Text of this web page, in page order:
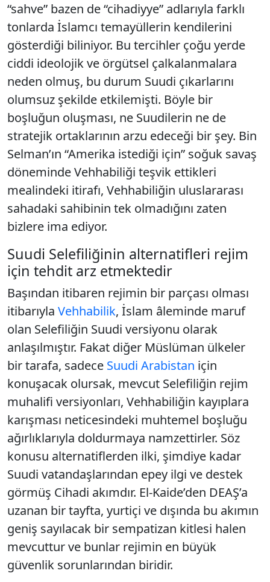
“sahve” bazen de “cihadiyye” adlarıyla farklı
tonlarda İslamcı temayüllerin kendilerini
gösterdiği biliniyor. Bu tercihler çoğu yerde
ciddi ideolojik ve örgütsel çalkalanmalara
neden olmuş, bu durum Suudi çıkarlarını
olumsuz şekilde etkilemişti. Böyle bir
boşluğun oluşması, ne Suudilerin ne de
stratejik ortaklarının arzu edeceği bir şey. Bin
Selman’ın “Amerika istediği için” soğuk savaş
döneminde Vehhabiliği teşvik ettikleri
mealindeki itirafı, Vehhabiliğin uluslararası
sahadaki sahibinin tek olmadığını zaten
bizlere ima ediyor.
Suudi Selefiliğinin alternatifleri rejim
için tehdit arz etmektedir
Başından itibaren rejimin bir parçası olması
itibarıyla Vehhabilik, İslam âleminde maruf
olan Selefiliğin Suudi versiyonu olarak
anlaşılmıştır. Fakat diğer Müslüman ülkeler
bir tarafa, sadece Suudi Arabistan için
konuşacak olursak, mevcut Selefiliğin rejim
muhalifi versiyonları, Vehhabiliğin kayıplara
karışması neticesindeki muhtemel boşluğu
ağırlıklarıyla doldurmaya namzettirler. Söz
konusu alternatiflerden ilki, şimdiye kadar
Suudi vatandaşlarından epey ilgi ve destek
görmüş Cihadi akımdır. El-Kaide’den DEAŞ’a
uzanan bir tayfta, yurtiçi ve dışında bu akımın
geniş sayılacak bir sempatizan kitlesi halen
mevcuttur ve bunlar rejimin en büyük
güvenlik sorunlarından biridir.